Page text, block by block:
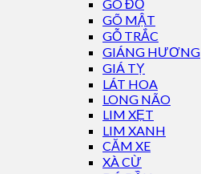
GÕ ĐỎ
GÕ MẬT
GỖ TRẮC
GIÁNG HƯƠNG
GIÁ TỴ
LÁT HOA
LONG NÃO
LIM XẸT
LIM XANH
CĂM XE
XÀ CỪ